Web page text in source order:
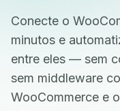
Conecte o
minutos e
entre eles — sem
sem middleware
WooCommerce e